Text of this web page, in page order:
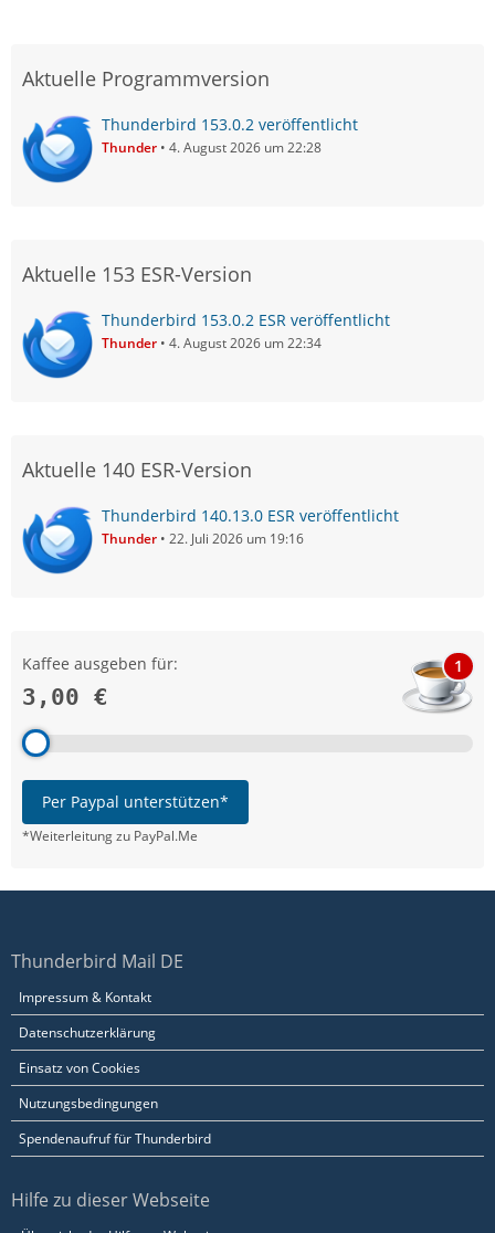
Aktuelle Programmversion
Thunderbird 153.0.2 veröffentlicht
Thunder 4. August 2026 um 22:28
Aktuelle 153 ESR-Version
Thunderbird 153.0.2 ESR veröffentlicht
Thunder 4. August 2026 um 22:34
Aktuelle 140 ESR-Version
Thunderbird 140.13.0 ESR veröffentlicht
Thunder 22. Juli 2026 um 19:16
Kaffee ausgeben für:
3,00 €
1
Per Paypal unterstützen*
*Weiterleitung zu PayPal.Me
Thunderbird Mail DE
Impressum & Kontakt
Datenschutzerklärung
Einsatz von Cookies
Nutzungsbedingungen
Spendenaufruf für Thunderbird
Hilfe zu dieser Webseite